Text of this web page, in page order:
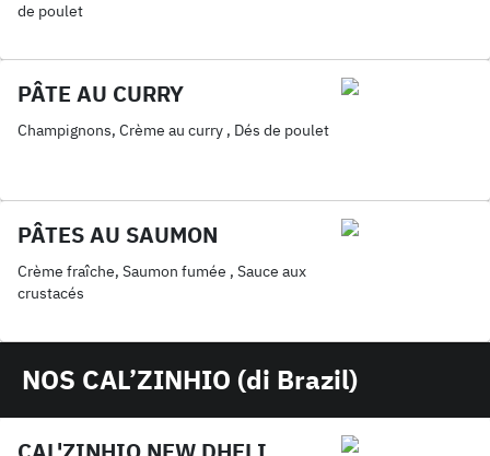
de poulet
PÂTE AU CURRY
Champignons, Crème au curry , Dés de poulet
PÂTES AU SAUMON
Crème fraîche, Saumon fumée , Sauce aux
crustacés
NOS CAL’ZINHIO (di Brazil)